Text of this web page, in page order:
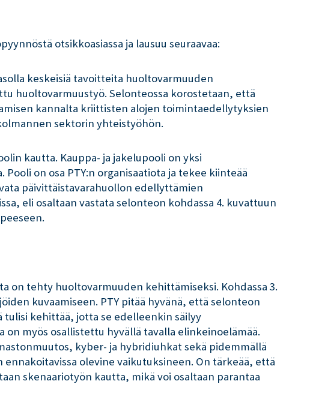
otsikkoasiassa ja lausuu seuraavaa:
keskeisiä tavoitteita huoltovarmuuden
huoltovarmuustyö. Selonteossa korostetaan, että
kannalta kriittisten alojen toimintaedellytyksien
sektorin yhteistyöhön.
kautta. Kauppa- ja jakelupooli on yksi
on osa PTY:n organisaatiota ja tekee kiinteää
päivittäistavarahuollon edellyttämien
eli osaltaan vastata selonteon kohdassa 4. kuvattuun
on tehty huoltovarmuuden kehittämiseksi. Kohdassa 3.
kuvaamiseen. PTY pitää hyvänä, että selonteon
kehittää, jotta se edelleenkin säilyy
myös osallistettu hyvällä tavalla elinkeinoelämää.
kyber- ja hybridiuhkat sekä pidemmällä
olevine vaikutuksineen. On tärkeää, että
skenaariotyön kautta, mikä voi osaltaan parantaa